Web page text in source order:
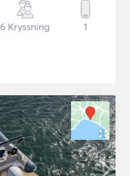
6 Kryssning 1